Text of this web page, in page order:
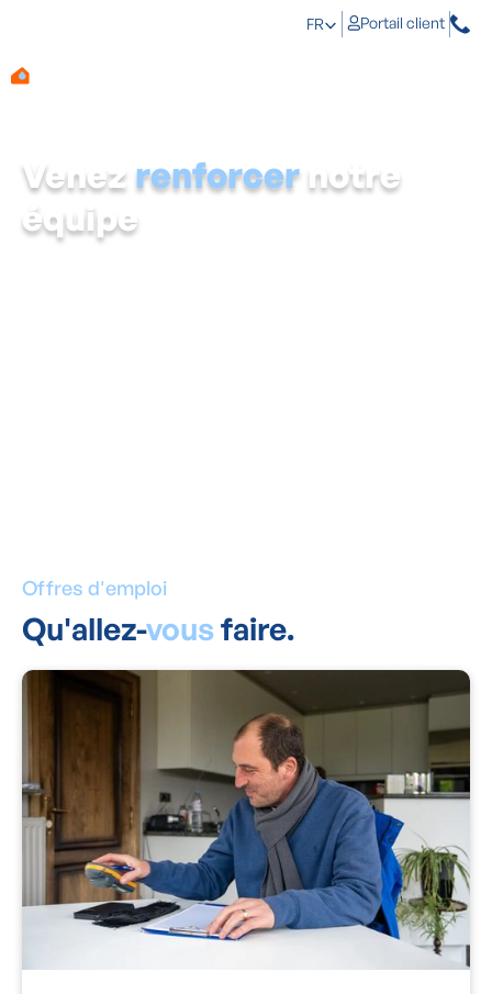
FR Portail client
Venez renforcer notre
équipe
Offres d'emploi
Qu'allez-vousfaire.